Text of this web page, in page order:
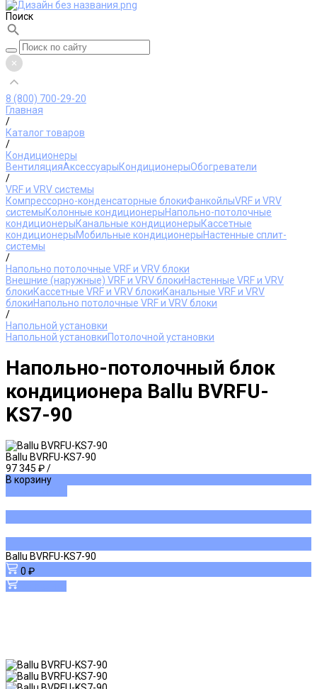
Поиск
8 (800) 700-29-20
Главная
/
Каталог товаров
/
Кондиционеры
ВентиляцияАксессуарыКондиционерыОбогреватели
/
VRF и VRV системы
Компрессорно-конденсаторные блокиФанкойлыVRF и VRV
системыКолонные кондиционерыНапольно-потолочные
кондиционерыКанальные кондиционерыКассетные
кондиционерыМобильные кондиционерыНастенные сплит-
системы
/
Напольно потолочные VRF и VRV блоки
Внешние (наружные) VRF и VRV блокиНастенные VRF и VRV
блокиКассетные VRF и VRV блокиКанальные VRF и VRV
блокиНапольно потолочные VRF и VRV блоки
/
Напольной установки
Напольной установкиПотолочной установки
Напольно-потолочный блок
кондиционера Ballu BVRFU-
KS7-90
Ballu BVRFU-KS7-90
97 345 ₽/
В корзину
Ballu BVRFU-KS7-90
0 ₽